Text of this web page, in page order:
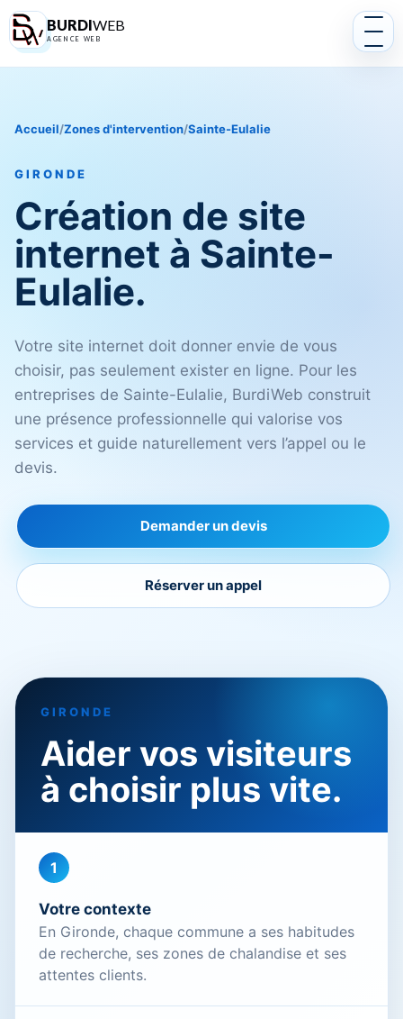
BURDIWEB
AGENCE WEB
Accueil/Zones d'intervention/Sainte-Eulalie
GIRONDE
Création de site
internet à Sainte-
Eulalie.
Votre site internet doit donner envie de vous
choisir, pas seulement exister en ligne. Pour les
entreprises de Sainte-Eulalie, BurdiWeb construit
une présence professionnelle qui valorise vos
services et guide naturellement vers l’appel ou le
devis.
Demander un devis
Réserver un appel
GIRONDE
Aider vos visiteurs
à choisir plus vite.
1
Votre contexte
En Gironde, chaque commune a ses habitudes
de recherche, ses zones de chalandise et ses
attentes clients.